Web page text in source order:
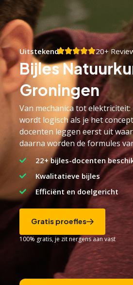
Gratis proefles
Uitstekend 20+
Bijles
Groningen
Van mechanica tot
wordt logisch als je het
docenten leggen eerst uit
daarna worden de formules
22+ bijles-docenten
Kwalitatieve bijles
Efficiënt en doelgericht
Gratis proefles
100% gratis, je zit nergens aan vast